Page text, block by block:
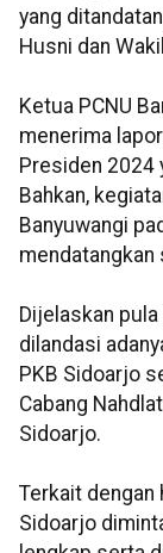
yang
Husni dan
Ketua PCNU
menerima
Presiden 2024
Bahkan,
Banyuwangi
mendatangkan
Dijelaskan
dilandasi
PKB Sidoarjo
Cabang
Sidoarjo.
Terkait dengan
Sidoarjo